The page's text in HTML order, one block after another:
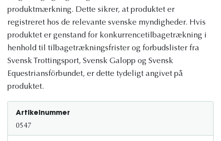
produktmærkning. Dette sikrer, at produktet er
registreret hos de relevante svenske myndigheder. Hvis
produktet er genstand for konkurrencetilbagetrækning i
henhold til tilbagetrækningsfrister og forbudslister fra
Svensk Trottingsport, Svensk Galopp og Svensk
Equestriansförbundet, er dette tydeligt angivet på
produktet.
Artikelnummer
0547